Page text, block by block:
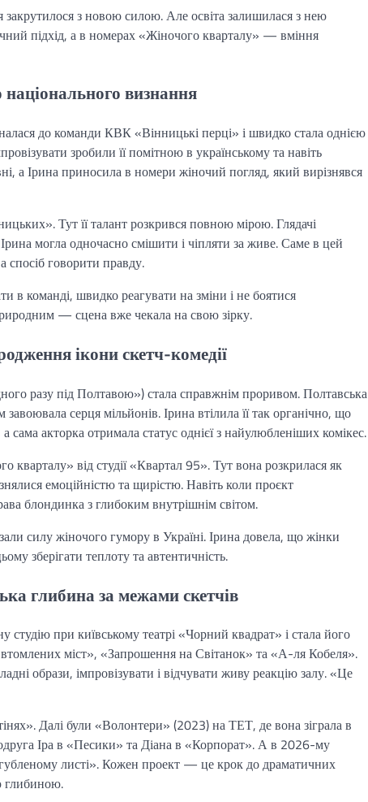
закрутилося з новою силою. Але освіта залишилася з нею
підхід, а в номерах «Жіночого кварталу» — вміння
визнання
до команди КВК «Вінницькі перці» і швидко стала однією
зробили її помітною в українському та навіть
а Ірина приносила в номери жіночий погляд, який вирізнявся
Тут її талант розкрився повною мірою. Глядачі
могла одночасно смішити і чіпляти за живе. Саме в цей
спосіб говорити правду.
команді, швидко реагувати на зміни і не боятися
— сцена вже чекала на свою зірку.
ікони скетч-комедії
разу під Полтавою») стала справжнім проривом. Полтавська
серця мільйонів. Ірина втілила її так органічно, що
акторка отримала статус однієї з найулюбленіших комікес.
від студії «Квартал 95». Тут вона розкрилася як
емоційністю та щирістю. Навіть коли проєкт
блондинка з глибоким внутрішнім світом.
силу жіночого гумору в Україні. Ірина довела, що жінки
зберігати теплоту та автентичність.
глибина за межами скетчів
студію при київському театрі «Чорний квадрат» і стала його
міст», «Запрошення на Світанок» та «А-ля Кобеля».
образи, імпровізувати і відчувати живу реакцію залу. «Це
Далі були «Волонтери» (2023) на ТЕТ, де вона зіграла в
Іра в «Песики» та Діана в «Корпорат». А в 2026-му
листі». Кожен проект — це крок до драматичних
глибиною.